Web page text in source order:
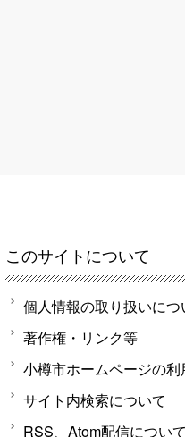
このサイトについて
個人情報の取り扱いにつ
著作権・リンク等
小樽市ホームページの利
サイト内検索について
RSS、Atom配信について